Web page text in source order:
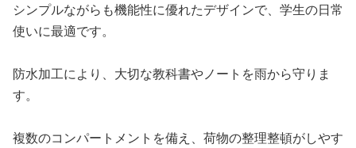
シンプルながらも機能性に優れたデザインで、学生の日常
使いに最適です。
防水加工により、大切な教科書やノートを雨から守りま
す。
複数のコンパートメントを備え、荷物の整理整頓がしやす